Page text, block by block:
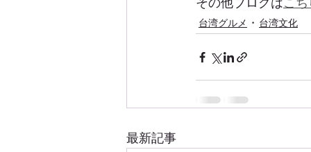
台湾グルメ 台湾文化
最新記事